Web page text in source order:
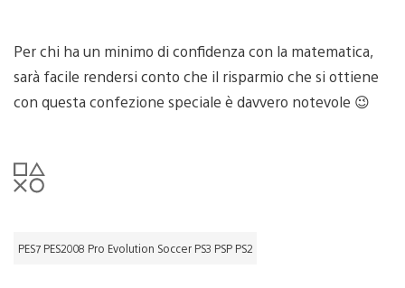
Per chi ha un minimo di confidenza con la matematica,
sarà facile rendersi conto che il risparmio che si ottiene
con questa confezione speciale è davvero notevole 😉
PES7 PES2008 Pro Evolution Soccer PS3 PSP PS2